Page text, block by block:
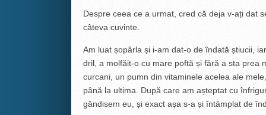
Despre ceea ce a urmat, cred că deja v-ați dat
câteva cuvinte.
Am luat șopârla și i-am dat-o de îndată știucii,
dril, a molfăit-o cu mare poftă și fără a sta prea
curcani, un pumn din vitaminele acelea ale
până la ultima. După care am așteptat cu
gândisem eu, și exact așa s-a și întâmplat de